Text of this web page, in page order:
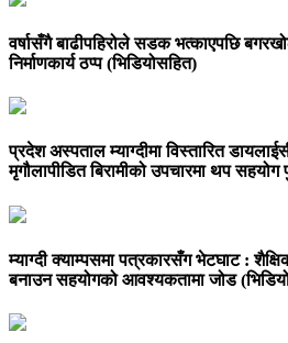
वर्षासँगै बाढीपहिरोले सडक भत्काएपछि
निर्माणकार्य ठप्प (भिडियोसहित)
प्रदेश अस्पताल म्याग्दीमा विस्तारित
मृगौलापीडित बिरामीको उपचारमा थप सहयोग
म्याग्दी क्याम्पसमा पत्रकारसँग भेटघाट :
बनाउन सहयोगको आवश्यकतामा जोड